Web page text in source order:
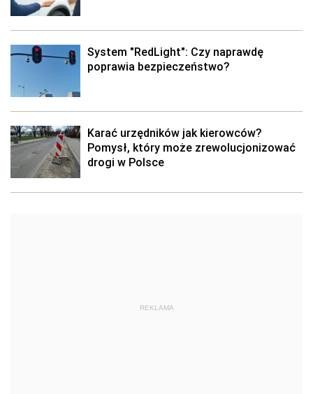
System "RedLight": Czy naprawdę
poprawia bezpieczeństwo?
Karać urzędników jak kierowców?
Pomysł, który może zrewolucjonizować
drogi w Polsce
REKLAMA